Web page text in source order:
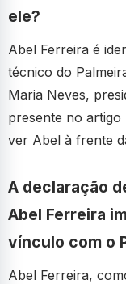
ele?
Abel Ferreira é
técnico do
Maria Neves,
presente no artigo
ver Abel à frente
A declaração
Abel Ferreira
vínculo com o
Abel Ferreira,